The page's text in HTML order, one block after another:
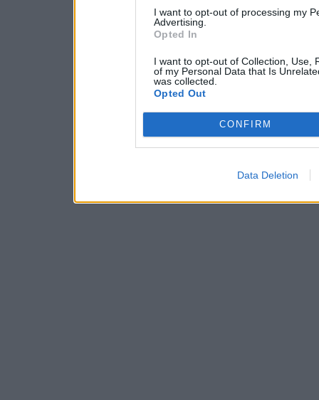
I want to opt-out of processing my
Advertising.
Opted In
I want to opt-out of Collection, Use,
of my Personal Data that Is
was collected.
Opted Out
CONFIRM
Data Deletion